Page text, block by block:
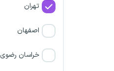
تهران
اصفهان
خراسان رضوی